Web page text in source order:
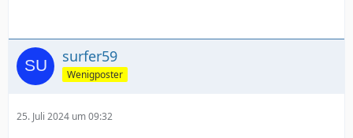
surfer59
Wenigposter
25. Juli 2024 um 09:32